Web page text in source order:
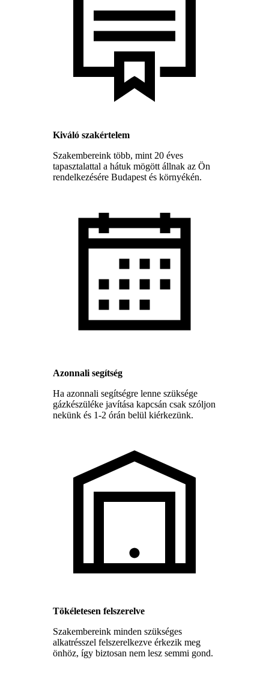
Kiváló szakértelem
Szakembereink több, mint 20 éves
tapasztalattal a hátuk mögött állnak az Ön
rendelkezésére Budapest és környékén.
Azonnali segítség
Ha azonnali segítségre lenne szüksége
gázkészüléke javítása kapcsán csak szóljon
nekünk és 1-2 órán belül kiérkezünk.
Tökéletesen felszerelve
Szakembereink minden szükséges
alkatrésszel felszerelkezve érkezik meg
önhöz, így biztosan nem lesz semmi gond.